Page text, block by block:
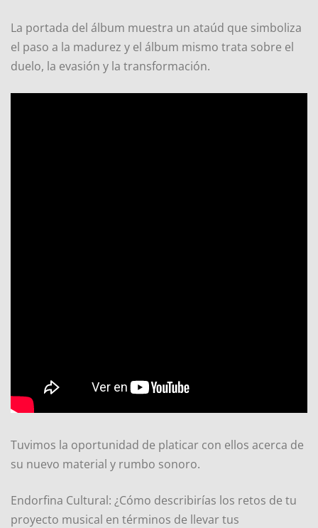
La portada del álbum muestra un ataúd que simboliza
el paso a la madurez y el álbum mismo trata sobre el
duelo, la evasión y la transformación.
Tuvimos la oportunidad de platicar con ellos acerca de
su nuevo material y rumbo sonoro.
Endorfina Cultural: ¿Cómo describirías los retos de tu
proyecto musical en términos de llevar tus